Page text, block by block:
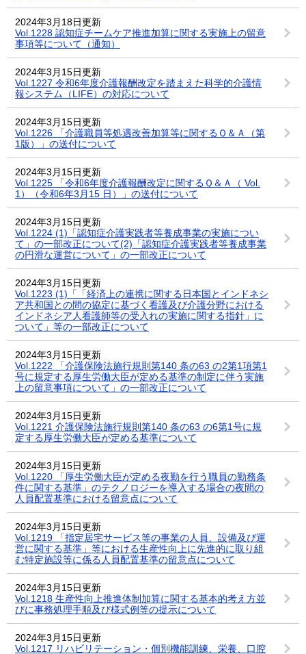
2024年3月18日更新
Vol.1228 認知症チームケア推進加算に関する実施上の留意
事項等について（通知）
2024年3月15日更新
Vol.1227 令和6年度介護報酬改定を踏まえた科学的介護情
報システム（LIFE）の対応について
2024年3月15日更新
Vol.1226 「介護職員等処遇改善加算等に関するＱ＆Ａ（第
1版）」の送付について
2024年3月15日更新
Vol.1225 「令和6年度介護報酬改定に関するＱ＆Ａ（ Vol.
1）（令和6年3月15 日）」の送付について
2024年3月15日更新
Vol.1224 (1)「認知症介護実践者等養成事業の実施につい
て」の一部改正について(2)「認知症介護実践者等養成事業
の円滑な運営について」の一部改正について
2024年3月15日更新
Vol.1223 (1)「「経済上の連携に関する日本国とインドネシ
ア共和国との間の協定に基づく看護及び介護分野における
インドネシア人看護師等の受入れの実施に関する指針」に
ついて」等の一部改正について
2024年3月15日更新
Vol.1222 「介護保険法施行規則第140 条の63 の2第1項第1
号に規定する厚生労働大臣が定める基準の制定に伴う実施
上の留意事項について」の一部改正について
2024年3月15日更新
Vol.1221 介護保険法施行規則第140 条の63 の6第1号に規
定する厚生労働大臣が定める基準について
2024年3月15日更新
Vol.1220 「厚生労働大臣が定める夜勤を行う職員の勤務条
件に関する基準」のテクノロジーを導入する場合の夜間の
人員配置基準における留意点について
2024年3月15日更新
Vol.1219 「指定居宅サービス等の事業の人員、設備及び運
営に関する基準」等における生産性向上に先進的に取り組
む特定施設等に係る人員配置基準の留意点について
2024年3月15日更新
Vol.1218 生産性向上推進体制加算に関する基本的考え方並
びに事務処理手順及び様式例等の提示について
2024年3月15日更新
Vol.1217 リハビリテーション・個別機能訓練、栄養、口腔